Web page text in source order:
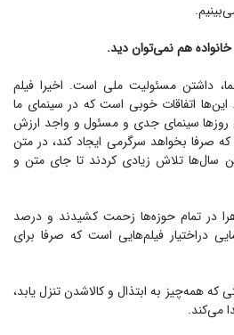
هم نمی‌توان دید.
داشتن مسئولیت ملی است. اخیرا فیلم
اتفاقات خوبی است که در سینمای ما
روز‌ها سینمای جدی و مسئول و واجد ارزش
که صرفا بخواهد سرگرمی ایجاد کند، در متن
سال‌ها تلاش زیادی کردند تا جای متن و
در تمام حوزه‌ها زحمت کشیدند و درصد
دراختیار فیلم‌هایی است که صرفا برای
همه‌چیز به ابتذال و کالا‌شدن تنزل یابد،
می‌کند.